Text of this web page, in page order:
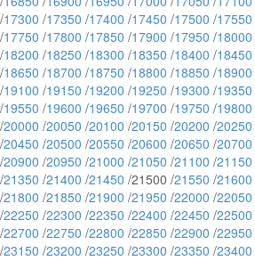
/17300 /17350 /17400 /17450 /17500 /17550
/17750 /17800 /17850 /17900 /17950 /18000
/18200 /18250 /18300 /18350 /18400 /18450
/18650 /18700 /18750 /18800 /18850 /18900
/19100 /19150 /19200 /19250 /19300 /19350
/19550 /19600 /19650 /19700 /19750 /19800
/20000 /20050 /20100 /20150 /20200 /20250
/20450 /20500 /20550 /20600 /20650 /20700
/20900 /20950 /21000 /21050 /21100 /21150
/21350 /21400 /21450 /21500 /21550 /21600
/21800 /21850 /21900 /21950 /22000 /22050
/22250 /22300 /22350 /22400 /22450 /22500
/22700 /22750 /22800 /22850 /22900 /22950
/23150 /23200 /23250 /23300 /23350 /23400